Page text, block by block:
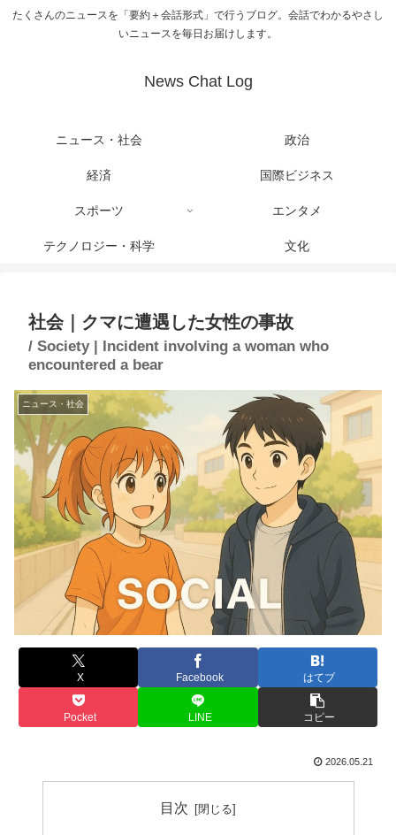
たくさんのニュースを「要約＋会話形式」で行うブログ。会話でわかるやさし
いニュースを毎日お届けします。
News Chat Log
ニュース・社会 政治
経済 国際ビジネス
スポーツ エンタメ
テクノロジー・科学 文化
社会｜クマに遭遇した女性の事故
/ Society | Incident involving a woman who
encountered a bear
ニュース・社会
X Facebook はてブ
Pocket LINE コピー
2026.05.21
目次